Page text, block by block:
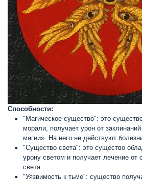
Способности:
"Магическое существо": это
морали, получает урон от
магии». На него не действуют
"Существо света": это существо
урону светом и получает лечение от
света.
"Уязвимость к тьме": существо